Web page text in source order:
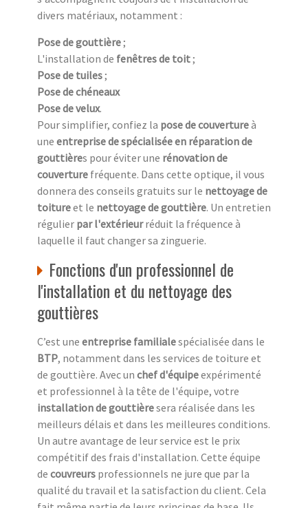
divers matériaux, notamment :
Pose de gouttière;
L'installation de fenêtres de toit;
Pose de tuiles;
Pose de chéneaux
Pose de velux.
Pour simplifier, confiez la pose de couvertureà
une entreprise de spécialisée en réparation de
gouttières pour éviter une rénovation de
couverture fréquente. Dans cette optique, il vous
donnera des conseils gratuits sur le nettoyage de
toitureet le nettoyage de gouttière. Un entretien
régulier par l'extérieurréduit la fréquence à
laquelle il faut changer sa zinguerie.
Fonctions d'un professionnel de
l'installation et du nettoyage des
gouttières
C’est une entreprise familialespécialisée dans le
BTP, notamment dans les services de toiture et
de gouttière. Avec un chef d'équipeexpérimenté
et professionnel à la tête de l'équipe, votre
installation de gouttièresera réalisée dans les
meilleurs délais et dans les meilleures conditions.
Un autre avantage de leur service est le prix
compétitif des frais d'installation. Cette équipe
de couvreurs professionnels ne jure que par la
qualité du travail et la satisfaction du client. Cela